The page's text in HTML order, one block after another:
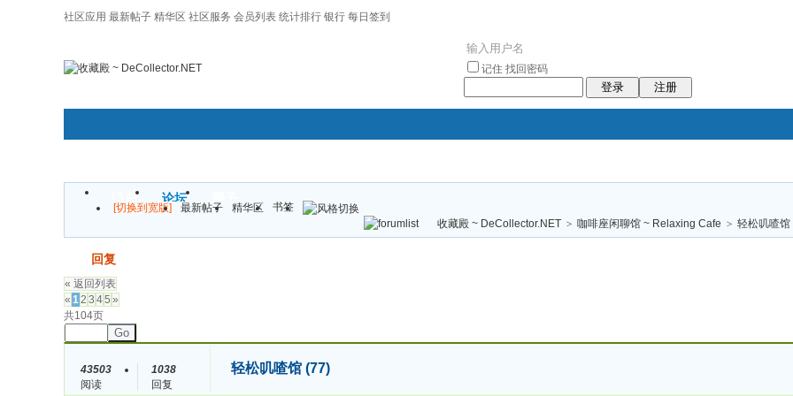
社区应用 最新帖子 精华区 社区服务 会员列表 统计排行 银行 每日签到
记住 找回密码
登录 注册
门户 论坛
褔
袠袠袥眩褦
[切换到宽版] 最新帖子 精华区
书签
收藏殿 ~ DeCollector.NET > 咖啡座闲聊馆 ~ Relaxing Cafe > 轻松叽喳馆
回复
« 返回列表
« 12 3 45 »
共104页
Go
43503
阅读
1038
回复
轻松叽喳馆 (77)